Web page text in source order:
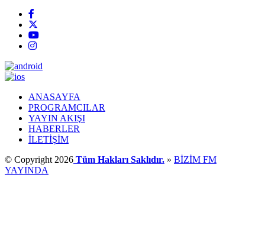
ANASAYFA
PROGRAMCILAR
YAYIN AKIŞI
HABERLER
İLETİŞİM
© Copyright 2026 Tüm Hakları Saklıdır. » BİZİM FM
YAYINDA